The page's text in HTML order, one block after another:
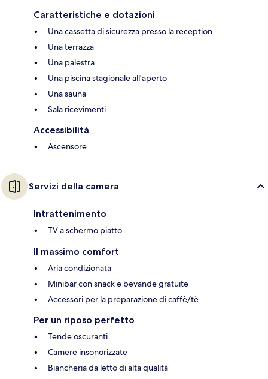
Caratteristiche e dotazioni
Una cassetta di sicurezza presso la reception
Una terrazza
Una palestra
Una piscina stagionale all'aperto
Una sauna
Sala ricevimenti
Accessibilità
Ascensore
Servizi della camera
Intrattenimento
TV a schermo piatto
Il massimo comfort
Aria condizionata
Minibar con snack e bevande gratuite
Accessori per la preparazione di caffè/tè
Per un riposo perfetto
Tende oscuranti
Camere insonorizzate
Biancheria da letto di alta qualità